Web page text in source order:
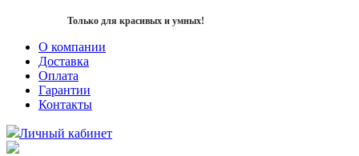
Только для красивых и умных!
О компании
Доставка
Оплата
Гарантии
Контакты
Личный кабинет